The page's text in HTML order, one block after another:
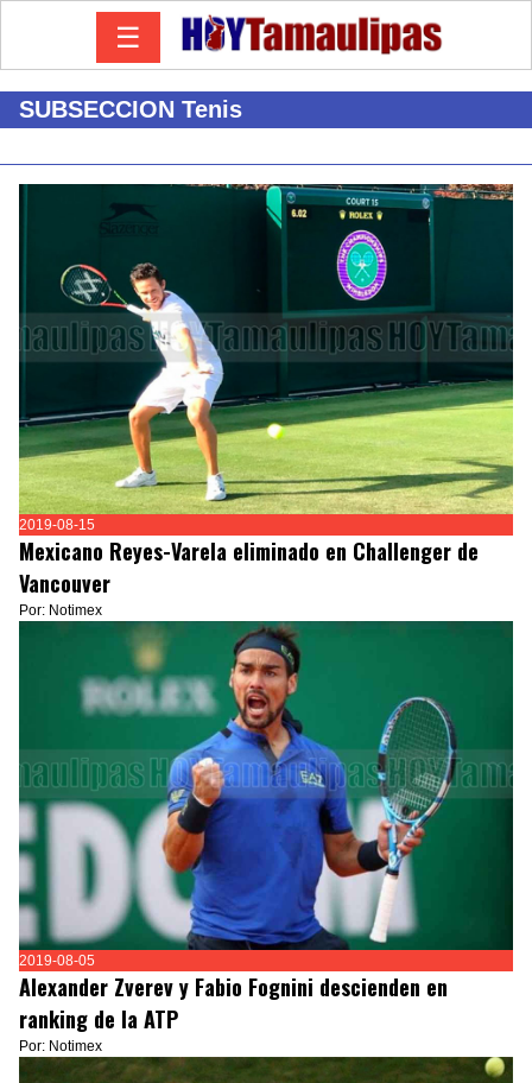
☰
SUBSECCION Tenis
2019-08-15
Mexicano Reyes-Varela eliminado en Challenger de
Vancouver
Por: Notimex
2019-08-05
Alexander Zverev y Fabio Fognini descienden en
ranking de la ATP
Por: Notimex